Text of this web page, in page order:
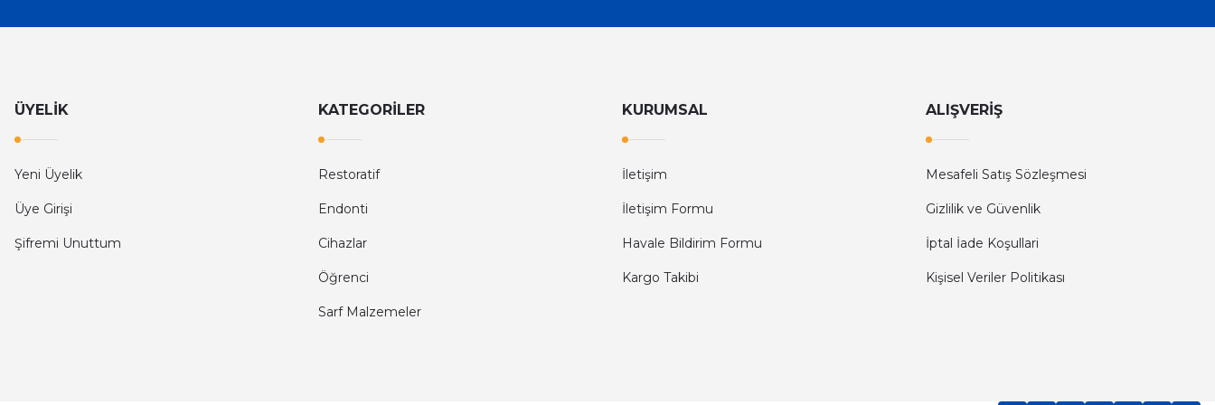
ÜYELİK
Yeni Üyelik
Üye Girişi
Şifremi Unuttum
KATEGORİLER
Restoratif
Endonti
Cihazlar
Öğrenci
Sarf Malzemeler
KURUMSAL
İletişim
İletişim Formu
Havale Bildirim Formu
Kargo Takibi
ALIŞVERİŞ
Mesafeli Satış Sözleşmesi
Gizlilik ve Güvenlik
İptal İade Koşullari
Kişisel Veriler Politikası